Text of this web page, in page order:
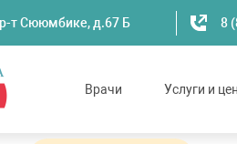
т Сююмбике, д.67 Б 8
Врачи Услуги и